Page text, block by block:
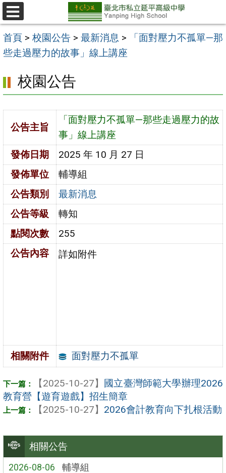
跳
至
主
要
區
選
單
首頁 > 校園公告 > 最新消息 >
「面對壓力不孤單—那
些走過壓力的故事」線上講座
相關公告
2026-08-06 輔導組
校園公告
公告主旨
「面對壓力不孤單—那些走過壓力的故
事」線上講座
發佈日期
2025 年 10 月 27 日
發佈單位
輔導組
公告類別
最新消息
公告等級
轉知
點閱次數
255
公告內容
詳如附件
相關附件 面對壓力不孤單
【2025-10-27】 國立臺灣師範大學辦理2026
教育營【遊育遊戲】招生簡章
【2025-10-27】 2026會計教育向下扎根活動